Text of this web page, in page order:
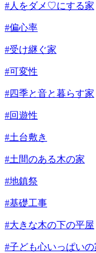
#人をダメ♡にする家
#偏心率
#受け継ぐ家
#可変性
#四季と音と暮らす家
#回遊性
#土台敷き
#土間のある木の家
#地鎮祭
#基礎工事
#大きな木の下の平屋
#子ども心いっぱいの